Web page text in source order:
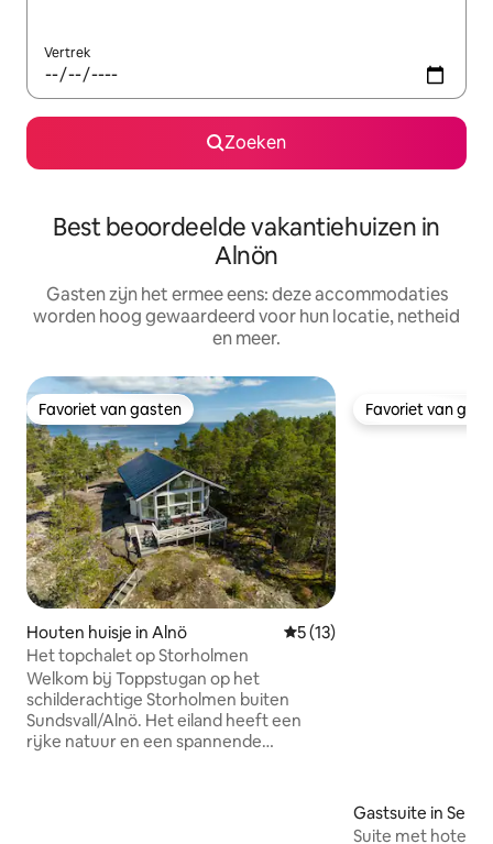
Vertrek
Zoeken
Best beoordeelde vakantiehuizen in
Alnön
Gasten zijn het ermee eens: deze accommodaties
worden hoog gewaardeerd voor hun locatie, netheid
en meer.
Favoriet van gasten
Favoriet van gasten
Houten huisje in Alnö Gemiddelde beoordeling
5 (13)
Het topchalet op Storholmen
Welkom bij Toppstugan op het
schilderachtige Storholmen buiten
Sundsvall/Alnö. Het eiland heeft een
rijke natuur en een spannende
Favoriet van
Favoriet van
Gastsuite in
Suite met